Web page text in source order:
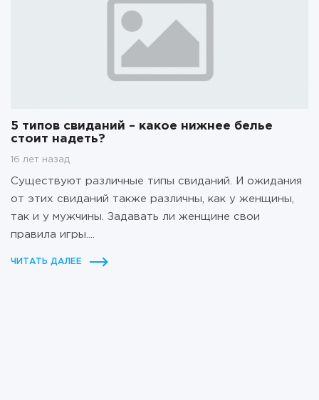
5 типов свиданий – какое нижнее белье
стоит надеть?
16 лет назад
Существуют различные типы свиданий. И ожидания
от этих свиданий также различны, как у женщины,
так и у мужчины. Задавать ли женщине свои
правила игры....
ЧИТАТЬ ДАЛЕЕ